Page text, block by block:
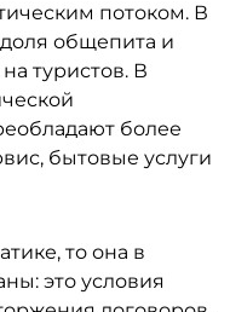
потоком. В
общепита и
туристов. В
более
бытовые услуги
то она в
это условия